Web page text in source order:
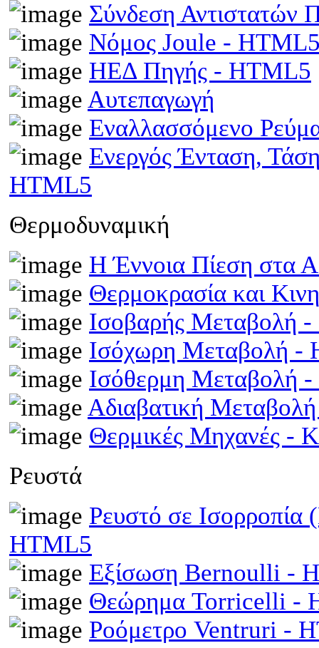
Σύνδεση
Νόμος Joule -
ΗΕΔ Πηγής - HTML5
Αυτεπαγωγή
Εναλλασσόμενο
Ενεργός Ένταση,
HTML5
Θερμοδυναμική
Η Έννοια Πίεση στα
Θερμοκρασία και
Ισοβαρής Μεταβολή
Ισόχωρη Μεταβολή -
Ισόθερμη Μεταβολή
Αδιαβατική
Θερμικές Μηχανές -
Ρευστά
Ρευστό σε Ισορροπία
HTML5
Εξίσωση Bernoulli -
Θεώρημα Torricelli -
Ροόμετρο Ventruri -